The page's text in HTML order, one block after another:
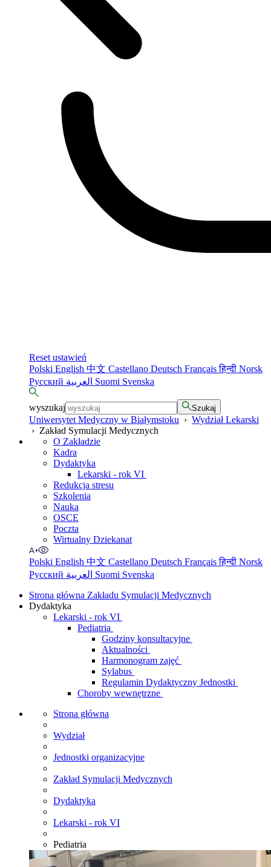
Reset ustawień
Polski English 中文 Castellano Deutsch Françaisहिन्दी Norsk
Русский
Suomi Svenska
wyszukaj Szukaj
Uniwersytet Medyczny w Białymstoku › Wydział Lekarski
› Zakład Symulacji Medycznych
O Zakładzie
Kadra
Dydaktyka
Lekarski - rok VI
Redukcja stresu
Szkolenia
Nauka
OSCE
Poczta
Wirtualny Dziekanat
Polski English 中文 Castellano Deutsch Françaisहिन्दी Norsk
Русский
Suomi Svenska
Strona główna Zakładu Symulacji Medycznych
Dydaktyka
Lekarski - rok VI
Pediatria
Godziny konsultacyjne
Aktualności
Harmonogram zajęć
Sylabus
Regulamin Dydaktyczny Jednostki
Choroby wewnętrzne
Strona główna
Wydział
Jednostki organizacyjne
Zakład Symulacji Medycznych
Dydaktyka
Lekarski - rok VI
Pediatria